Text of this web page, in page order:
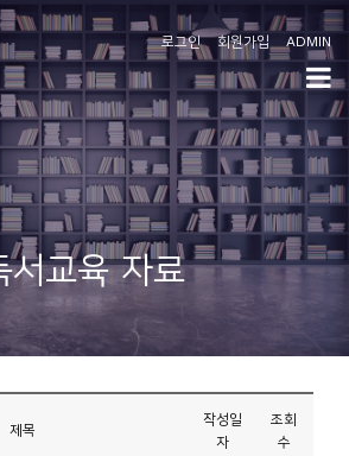
로그인 회원가입 ADMIN
서교육 자료
제목
작성일
자
조회
수